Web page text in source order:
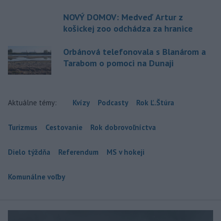
NOVÝ DOMOV: Medveď Artur z
košickej zoo odchádza za hranice
Orbánová telefonovala s Blanárom a
Tarabom o pomoci na Dunaji
Aktuálne témy: Kvízy Podcasty Rok Ľ.Štúra
Turizmus Cestovanie Rok dobrovoľníctva
Dielo týždňa Referendum MS v hokeji
Komunálne voľby